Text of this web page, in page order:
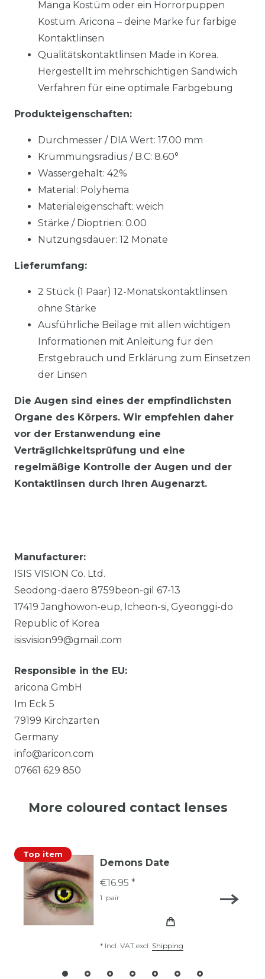
Manga Kostüm oder ein Horrorpuppen
Kostüm. Aricona – deine Marke für farbige
Kontaktlinsen
Qualitätskontaktlinsen Made in Korea.
Hergestellt im mehrschichtigen Sandwich
Verfahren für eine optimale Farbgebung
Produkteigenschaften:
Durchmesser / DIA Wert: 17.00 mm
Krümmungsradius / B.C: 8.60°
Wassergehalt: 42%
Material: Polyhema
Materialeigenschaft: weich
Stärke / Dioptrien: 0.00
Nutzungsdauer: 12 Monate
Lieferumfang:
2 Stück (1 Paar) 12-Monatskontaktlinsen
ohne Stärke
Ausführliche Beilage mit allen wichtigen
Informationen mit Anleitung für den
Erstgebrauch und Erklärung zum Einsetzen
der Linsen
Die Augen sind eines der empfindlichsten
Organe des Körpers. Wir empfehlen daher
vor der Erstanwendung eine
Verträglichkeitsprüfung und eine
regelmäßige Kontrolle der Augen und der
Kontaktlinsen durch Ihren Augenarzt.
Manufacturer:
ISIS VISION Co. Ltd.
Seodong-daero 8759beon-gil 67-13
17419 Janghowon-eup, Icheon-si, Gyeonggi-do
Republic of Korea
isisvision99@gmail.com
Responsible in the EU:
aricona GmbH
Im Eck 5
79199 Kirchzarten
Germany
info@aricon.com
07661 629 850
More coloured contact lenses
Top item
Demons Date
€16.95 *
1 pair
* Incl. VAT excl. Shipping